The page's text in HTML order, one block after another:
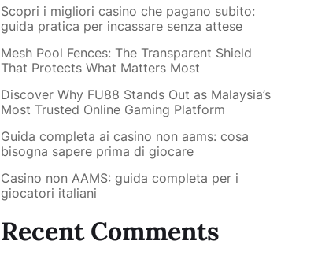
Scopri i migliori casino che pagano subito:
guida pratica per incassare senza attese
Mesh Pool Fences: The Transparent Shield
That Protects What Matters Most
Discover Why FU88 Stands Out as Malaysia’s
Most Trusted Online Gaming Platform
Guida completa ai casino non aams: cosa
bisogna sapere prima di giocare
Casino non AAMS: guida completa per i
giocatori italiani
Recent Comments